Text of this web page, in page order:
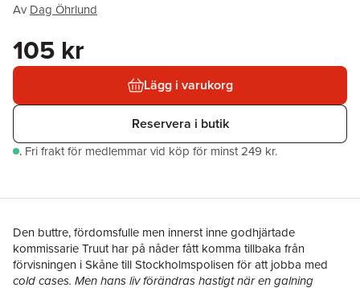
Av Dag Öhrlund
105 kr
Lägg i varukorg
Reservera i butik
. Fri frakt för medlemmar vid köp för minst 249 kr.
Den buttre, fördomsfulle men innerst inne godhjärtade
kommissarie Truut har på nåder fått komma tillbaka från
förvisningen i Skåne till Stockholmspolisen för att jobba med
cold cases. Men hans liv förändras hastigt när en galning